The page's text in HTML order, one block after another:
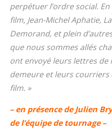
perpétuer l’ordre social.
film, Jean-Michel Aphatie,
Demorand, et plein
que nous sommes allés
ont envoyé leurs lettres de
demeure et leurs courriers
film. »
– en présence de Julien
de l’équipe de tournage –